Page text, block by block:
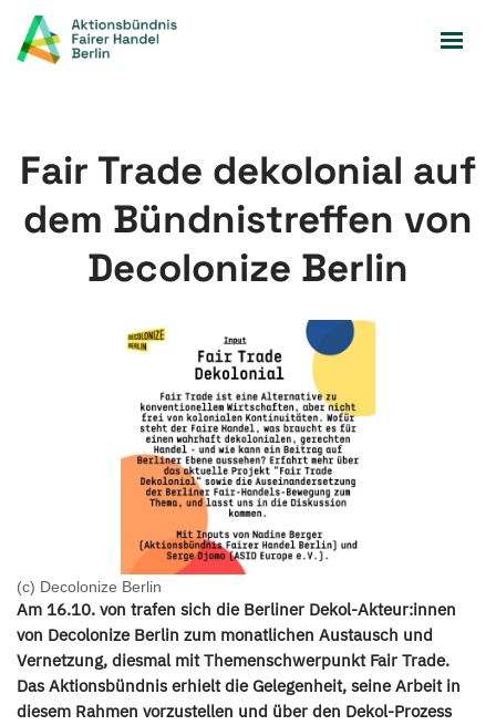
Zum
Fair Trade dekolonial auf
dem Bündnistreffen von
Decolonize Berlin
(c) Decolonize Berlin
Am 16.10. von trafen sich die Berliner Dekol-Akteur:innen
von Decolonize Berlin zum monatlichen Austausch und
Vernetzung, diesmal mit Themenschwerpunkt Fair Trade.
Das Aktionsbündnis erhielt die Gelegenheit, seine Arbeit in
diesem Rahmen vorzustellen und über den Dekol-Prozess